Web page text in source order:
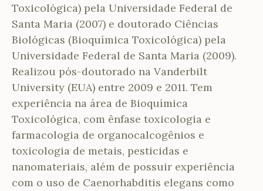
Toxicológica) pela Universidade Federal de
Santa Maria (2007) e doutorado Ciências
Biológicas (Bioquímica Toxicológica) pela
Universidade Federal de Santa Maria (2009).
Realizou pós-doutorado na Vanderbilt
University (EUA) entre 2009 e 2011. Tem
experiência na área de Bioquímica
Toxicológica, com ênfase toxicologia e
farmacologia de organocalcogênios e
toxicologia de metais, pesticidas e
nanomateriais, além de possuir experiência
com o uso de Caenorhabditis elegans como